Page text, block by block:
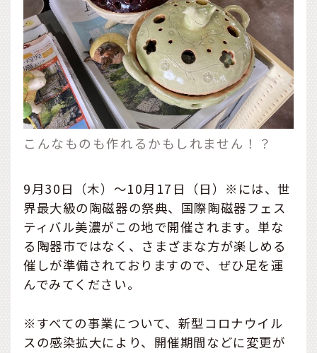
こんなものも作れるかもしれません！？
9月30日（木）～10月17日（日）※には、世
界最大級の陶磁器の祭典、国際陶磁器フェス
ティバル美濃がこの地で開催されます。単な
る陶器市ではなく、さまざまな方が楽しめる
催しが準備されておりますので、ぜひ足を運
んでみてください。
※すべての事業について、新型コロナウイル
スの感染拡大により、開催期間などに変更が